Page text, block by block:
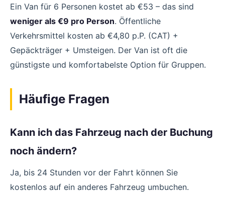
Ein Van für 6 Personen kostet ab €53 – das sind
weniger als €9 pro Person. Öffentliche
Verkehrsmittel kosten ab €4,80 p.P. (CAT) +
Gepäckträger + Umsteigen. Der Van ist oft die
günstigste und komfortabelste Option für Gruppen.
Häufige Fragen
Kann ich das Fahrzeug nach der Buchung
noch ändern?
Ja, bis 24 Stunden vor der Fahrt können Sie
kostenlos auf ein anderes Fahrzeug umbuchen.